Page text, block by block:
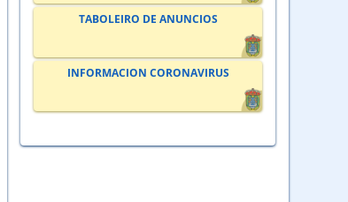
TABOLEIRO DE ANUNCIOS
INFORMACION CORONAVIRUS